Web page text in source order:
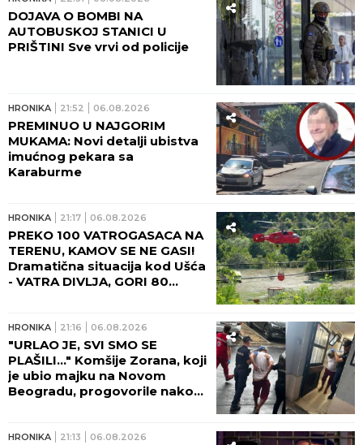
DOJAVA O BOMBI NA
AUTOBUSKOJ STANICI U
PRIŠTINI Sve vrvi od policije
HRONIKA 21:52 06.08.2026
PREMINUO U NAJGORIM
MUKAMA: Novi detalji ubistva
imućnog pekara sa
Karaburme
HRONIKA 21:17 06.08.2026
PREKO 100 VATROGASACA NA
TERENU, KAMOV SE NE GASI!
Dramatična situacija kod Ušća
- VATRA DIVLJA, GORI 80
HRONIKA 21:16 06.08.2026
"URLAO JE, SVI SMO SE
PLAŠILI..." Komšije Zorana, koji
je ubio majku na Novom
Beogradu, progovorile nakon
HRONIKA 21:13 06.08.2026